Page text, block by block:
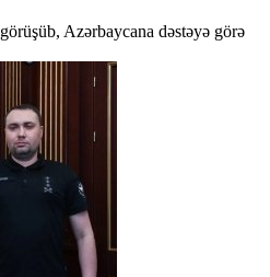
Azərbaycana dəstəyə görə